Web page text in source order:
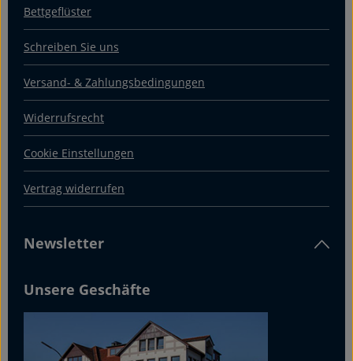
Bettgeflüster
Schreiben Sie uns
Versand- & Zahlungsbedingungen
Widerrufsrecht
Cookie Einstellungen
Vertrag widerrufen
Newsletter
Unsere Geschäfte